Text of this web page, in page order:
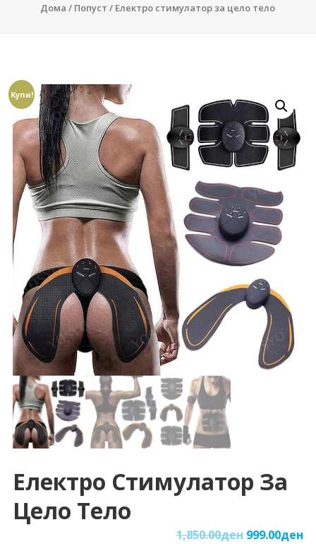
Дома / Попуст / Електро стимулатор за цело тело
Купи!
Електро Стимулатор За
Цело Тело
1,850.00ден 999.00ден